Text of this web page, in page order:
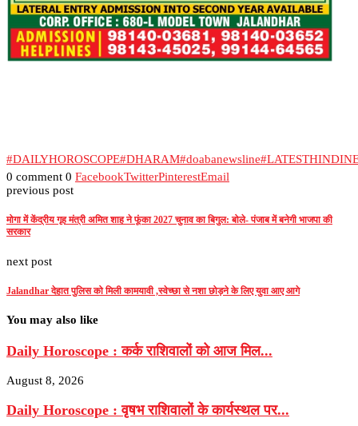
#DAILYHOROSCOPE#DHARAM#doabanewsline
0 comment 0 FacebookTwitterPinterestEmail
previous post
मोगा में केंद्रीय गृह मंत्री अमित शाह ने फूंका 2027 चुनाव का बिगुल: बोले- पंजाब में बनेगी भाजपा की
सरकार
next post
Jalandhar देहात पुलिस को मिली कामयावी ,स्वेच्छा से नशा छोड़ने के लिए युवा आए आगे
You may also like
Daily Horoscope : कर्क राशिवालों को आज मिल...
August 8, 2026
Daily Horoscope : वृषभ राशिवालों के कार्यस्थल पर...